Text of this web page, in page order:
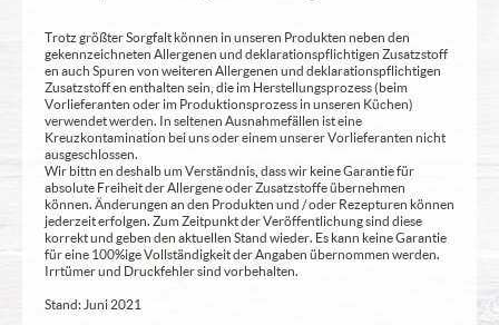
Trotz größter Sorgfalt können in unseren Produkten neben den
gekennzeichneten Allergenen und deklarationspflichtigen Zusatzstoff
en auch Spuren von weiteren Allergenen und deklarationspflichtigen
Zusatzstoff en enthalten sein, die im Herstellungsprozess (beim
Vorlieferanten oder im Produktionsprozess in unseren Küchen)
verwendet werden. In seltenen Ausnahmefällen ist eine
Kreuzkontamination bei uns oder einem unserer Vorlieferanten nicht
ausgeschlossen.
Wir bittn en deshalb um Verständnis, dass wir keine Garantie für
absolute Freiheit der Allergene oder Zusatzstoffe übernehmen
können. Änderungen an den Produkten und / oder Rezepturen können
jederzeit erfolgen. Zum Zeitpunkt der Veröffentlichung sind diese
korrekt und geben den aktuellen Stand wieder. Es kann keine Garantie
für eine 100%ige Vollständigkeit der Angaben übernommen werden.
Irrtümer und Druckfehler sind vorbehalten.
Stand: Juni 2021